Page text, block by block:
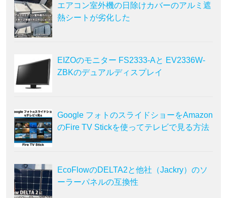
エアコン室外機の日除けカバーのアルミ遮
熱シートが劣化した
EIZOのモニター FS2333-Aと EV2336W-
ZBKのデュアルディスプレイ
Google フォトのスライドショーをAmazon
のFire TV Stickを使ってテレビで見る方法
EcoFlowのDELTA2と他社（Jackry）のソ
ーラーパネルの互換性